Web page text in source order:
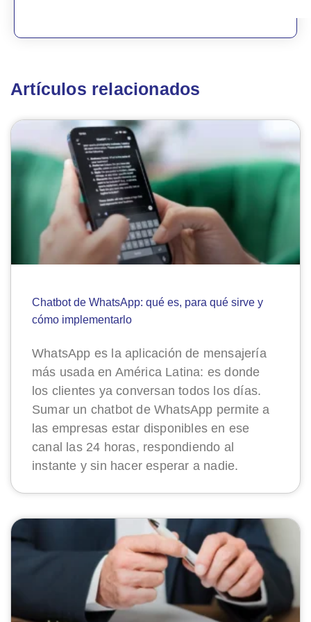
Artículos relacionados
Chatbot de WhatsApp: qué es, para qué sirve y
cómo implementarlo
WhatsApp es la aplicación de mensajería
más usada en América Latina: es donde
los clientes ya conversan todos los días.
Sumar un chatbot de WhatsApp permite a
las empresas estar disponibles en ese
canal las 24 horas, respondiendo al
instante y sin hacer esperar a nadie.